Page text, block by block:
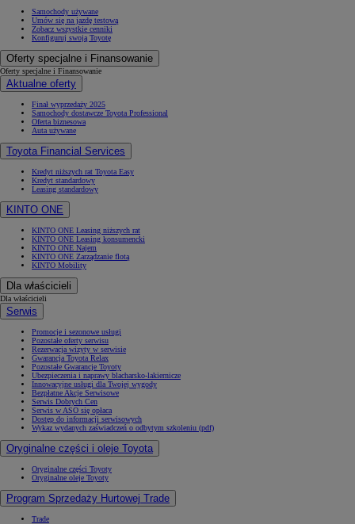
Samochody używane
Umów się na jazdę testową
Zobacz wszystkie cenniki
Konfiguruj swoją Toyotę
Oferty specjalne i Finansowanie
Oferty specjalne i Finansowanie
Aktualne oferty
Finał wyprzedaży 2025
Samochody dostawcze Toyota Professional
Oferta biznesowa
Auta używane
Toyota Financial Services
Kredyt niższych rat Toyota Easy
Kredyt standardowy
Leasing standardowy
KINTO ONE
KINTO ONE Leasing niższych rat
KINTO ONE Leasing konsumencki
KINTO ONE Najem
KINTO ONE Zarządzanie flotą
KINTO Mobility
Dla właścicieli
Dla właścicieli
Serwis
Promocje i sezonowe usługi
Pozostałe oferty serwisu
Rezerwacja wizyty w serwisie
Gwarancja Toyota Relax
Pozostałe Gwarancje Toyoty
Ubezpieczenia i naprawy blacharsko-lakiernicze
Innowacyjne usługi dla Twojej wygody
Bezpłatne Akcje Serwisowe
Serwis Dobrych Cen
Serwis w ASO się opłaca
Dostęp do informacji serwisowych
Wykaz wydanych zaświadczeń o odbytym szkoleniu (pdf)
Oryginalne części i oleje Toyota
Oryginalne części Toyoty
Oryginalne oleje Toyoty
Program Sprzedaży Hurtowej Trade
Trade